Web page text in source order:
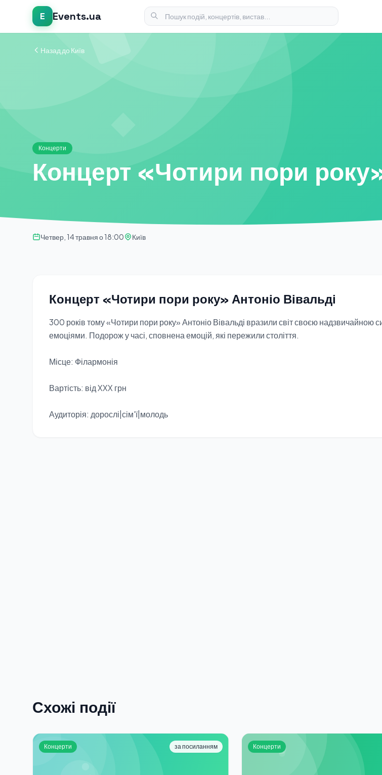
E Events.ua
Назад до Київ
Концерти
Концерт «Чотири пори
Четвер, 14 травня о 18:00 Київ
Концерт «Чотири пори року» Антоніо Вівальді
300 років тому «Чотири пори року» Антоніо Вівальді вразили світ своєю надзвичайною
емоціями. Подорож у часі, сповнена емоцій, які пережили століття.
Місце: Філармонія
Вартість: від XXX грн
Аудиторія: дорослі|сім'ї|молодь
Схожі події
Концерти за посиланням Концерти